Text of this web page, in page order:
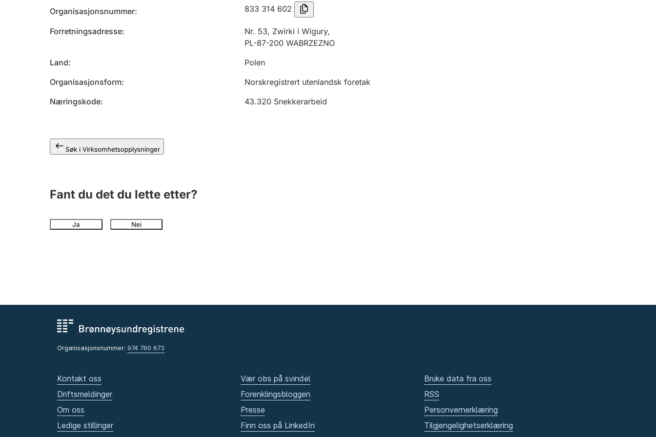
Organisasjonsnummer 833 314 602
Forretningsadresse
Nr. 53, Zwirki i Wigury,
PL-87-200 WABRZEZNO
Land
Polen
Organisasjonsform
Norskregistrert utenlandsk foretak
Næringskode
43.320 Snekkerarbeid
Søk i Virksomhetsopplysninger
Fant du det du lette etter?
Ja Nei
Organisasjonsnummer: 974 760 673
Kontakt oss
Driftsmeldinger
Om oss
Ledige stillinger
Vær obs på svindel
Forenklingsbloggen
Presse
Finn oss på LinkedIn
Bruke data fra oss
RSS
Personvernerklæring
Tilgjengelighetserklæring